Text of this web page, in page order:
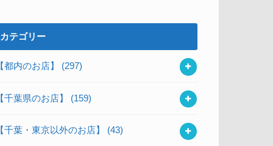
カテゴリー
都内のお店】 (297)
千葉県のお店】 (159)
千葉・東京以外のお店】 (43)